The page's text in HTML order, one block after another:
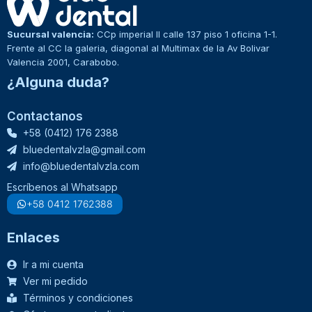
Sucursal valencia: CCp imperial II calle 137 piso 1 oficina 1-1.
Frente al CC la galeria, diagonal al Multimax de la Av Bolivar
Valencia 2001, Carabobo.
¿Alguna duda?
Contactanos
+58 (0412) 176 2388
bluedentalvzla@gmail.com
info@bluedentalvzla.com
Escríbenos al Whatsapp
+58 0412 1762388
Enlaces
Ir a mi cuenta
Ver mi pedido
Términos y condiciones